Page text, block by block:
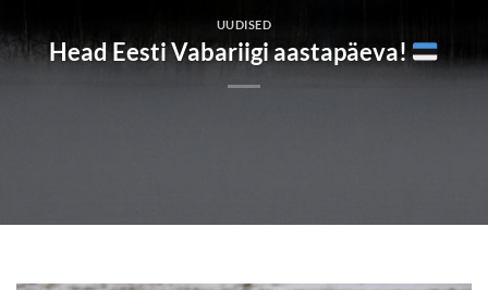
UUDISED
Head Eesti Vabariigi aastapäeva!